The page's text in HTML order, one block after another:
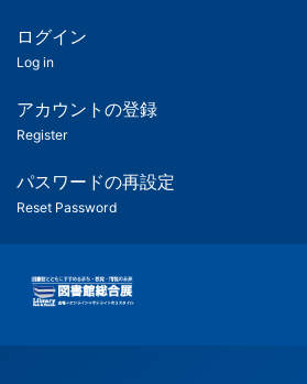
ツ
匿
名
ユ
ー
ー
用
メ
ログイン
Log in
アカウントの登録
Register
パスワードの再設定
Reset Password